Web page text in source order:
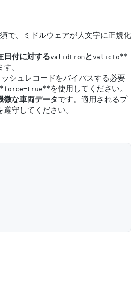
で、ミドルウェアが大文字に正規化
日付に対するvalidFromとvalidTo**
。
シュレコードをバイパスする必要
force=true**を使用してください。
微な車両データです。適用されるプ
守してください。